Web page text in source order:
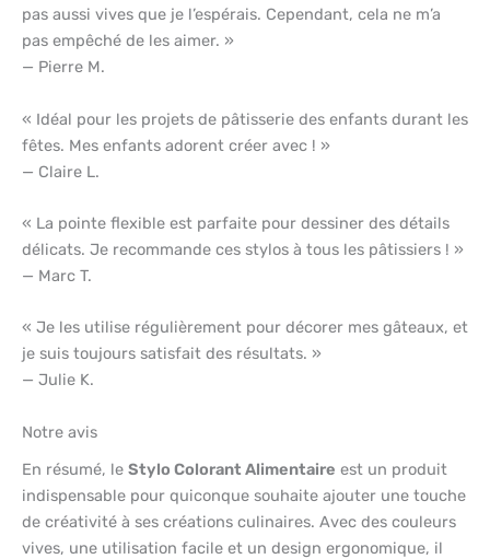
pas aussi vives que je l’espérais. Cependant, cela ne m’a
pas empêché de les aimer. »
— Pierre M.
« Idéal pour les projets de pâtisserie des enfants durant les
fêtes. Mes enfants adorent créer avec ! »
— Claire L.
« La pointe flexible est parfaite pour dessiner des détails
délicats. Je recommande ces stylos à tous les pâtissiers ! »
— Marc T.
« Je les utilise régulièrement pour décorer mes gâteaux, et
je suis toujours satisfait des résultats. »
— Julie K.
Notre avis
En résumé, le Stylo Colorant Alimentaire est un produit
indispensable pour quiconque souhaite ajouter une touche
de créativité à ses créations culinaires. Avec des couleurs
vives, une utilisation facile et un design ergonomique, il